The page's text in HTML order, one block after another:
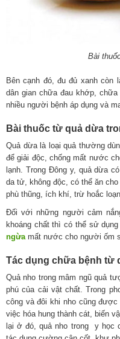
Bài
Bên cạnh đó, đu đủ xanh còn
dân gian chữa đau khớp,
nhiều người bệnh áp dụng và
Bài thuốc từ quả dừa
Quả dừa là loại quả thường
để giải độc, chống mất nước
lạnh. Trong Đông y, quả dừa
da tử, không độc, có thể ăn
phù thũng, ích khí, trừ hoắc
Đối với những người cảm
khoáng chất thì có thể sử
ngừa mất nước cho người ốm
Tác dụng chữa bệnh từ
Quả nho trong mâm ngũ quả
phú của cải vật chất. Trong
công và đôi khi nho cũng
việc hóa hung thành cát, biến
lại ở đó, quả nho trong y học